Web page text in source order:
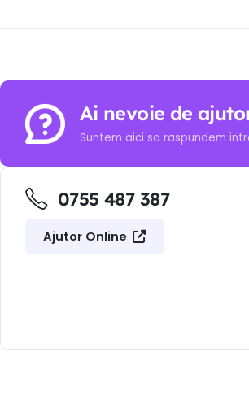
Ai nevoie de
Suntem aici sa raspundem
0755 487 387
Ajutor Online